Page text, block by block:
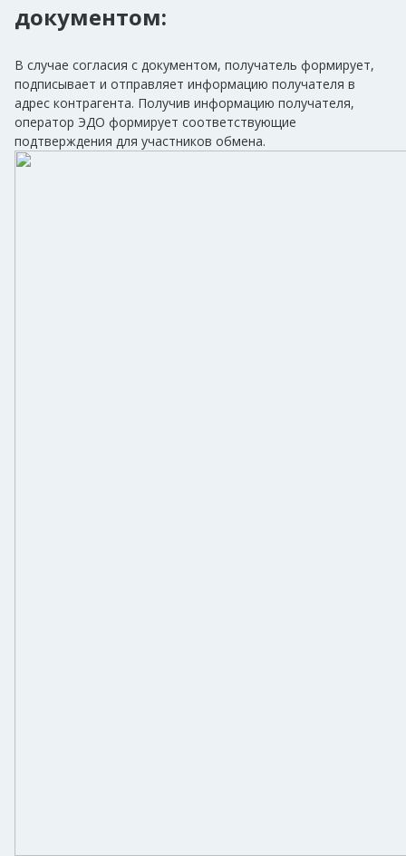
документом:
В случае согласия с документом, получатель формирует,
подписывает и отправляет информацию получателя в
адрес контрагента. Получив информацию получателя,
оператор ЭДО формирует соответствующие
подтверждения для участников обмена.